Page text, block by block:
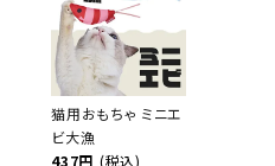
猫用おもちゃ ミニエ
ビ大漁
437円 (税込)